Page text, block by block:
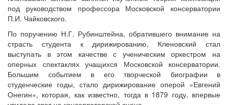
под руководством профессора Московской консерватории
П.И. Чайковского.
По поручению Н.Г. Рубинштейна, обратившего внимание на
страсть студента к дирижированию, Кленовский стал
выступать в этом качестве с ученическим оркестром на
оперных спектаклях учащихся Московской консерватории.
Большим событием в его творческой биографии в
студенческие годы, стало дирижирование оперой «Евгений
Онегин», которая, как известно, тогда в 1879 году, впервые